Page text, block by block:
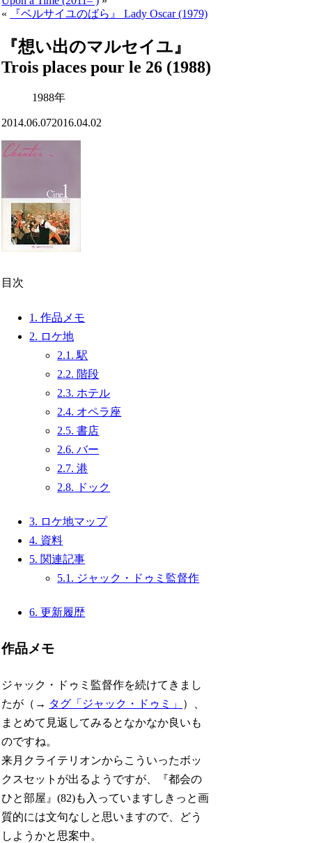
«
『ベルサイユのばら』 Lady Oscar (1979)
『想い出のマルセイユ』
Trois places pour le 26 (1988)
1988年
2014.06.072016.04.02
目次
1. 作品メモ
2. ロケ地
2.1. 駅
2.2. 階段
2.3. ホテル
2.4. オペラ座
2.5. 書店
2.6. バー
2.7. 港
2.8. ドック
3. ロケ地マップ
4. 資料
5. 関連記事
5.1. ジャック・ドゥミ監督作
6. 更新履歴
作品メモ
ジャック・ドゥミ監督作を続けてきまし
たが（→ タグ「ジャック・ドゥミ」
）、
まとめて見返してみるとなかなか良いも
のですね。
来月クライテリオンからこういったボッ
クスセットが出るようですが、『都会の
ひと部屋』(82)も入っていますしきっと画
質的には文句なしと思いますので、どう
しようかと思案中。